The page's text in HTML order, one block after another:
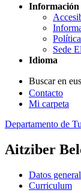
Información
Sede
Idioma
Buscar en
Contacto
Mi carpeta
Departamento de
Aitziber
Datos
Curriculum